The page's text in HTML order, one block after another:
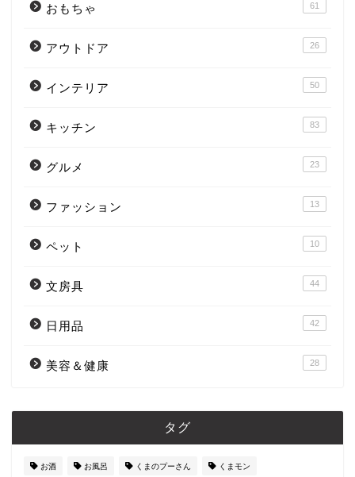
おもちゃ 61
アウトドア 26
インテリア 50
キッチン 83
グルメ 23
ファッション 13
ペット 10
文房具 44
日用品 42
美容＆健康 28
タグ
お酒 お風呂 くまのプーさん くまモン